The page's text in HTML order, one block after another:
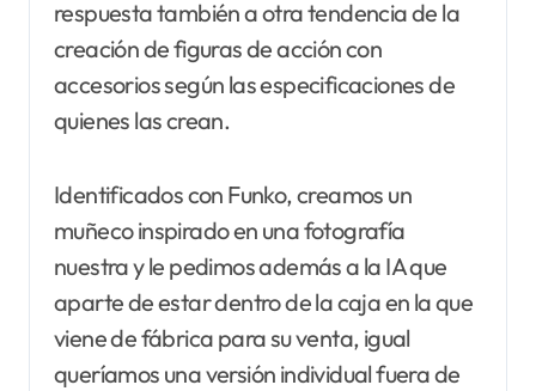
respuesta también a otra tendencia de la
creación de figuras de acción con
accesorios según las especificaciones de
quienes las crean.
Identificados con Funko, creamos un
muñeco inspirado en una fotografía
nuestra y le pedimos además a la IA que
aparte de estar dentro de la caja en la que
viene de fábrica para su venta, igual
queríamos una versión individual fuera de